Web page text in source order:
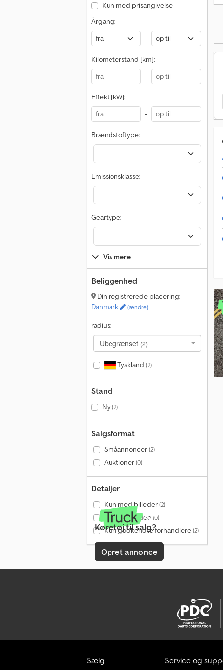
Kun med prisangivelse
Årgang:
-
Kilometerstand [km]:
-
Effekt [kW]:
-
Brændstoftype:
Emissionsklasse:
Geartype:
Vis mere
Beliggenhed
Din registrerede placering:
Danmark
(ændre)
radius:
Ubegrænset (2)
Tyskland (2)
Stand
Ny(2)
Salgsformat
Småannoncer(2)
Auktioner(0)
Detaljer
Kun med billeder(2)
Kun med video (0)
Kun godkendte forhandlere(2)
Køretøj til salg?
Opret annonce
Sælg Service og